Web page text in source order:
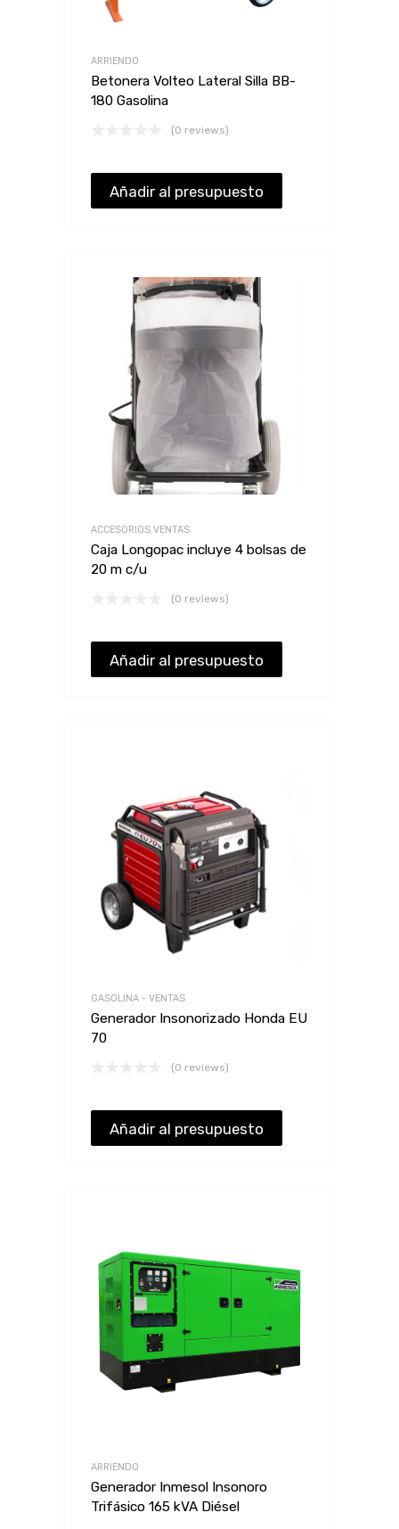
ARRIENDO
Betonera Volteo Lateral Silla BB-
180 Gasolina
(0 reviews)
Añadir al presupuesto
ACCESORIOS VENTAS
Caja Longopac incluye 4 bolsas de
20 m c/u
(0 reviews)
Añadir al presupuesto
GASOLINA - VENTAS
Generador Insonorizado Honda EU
70
(0 reviews)
Añadir al presupuesto
ARRIENDO
Generador Inmesol Insonoro
Trifásico 165 kVA Diésel